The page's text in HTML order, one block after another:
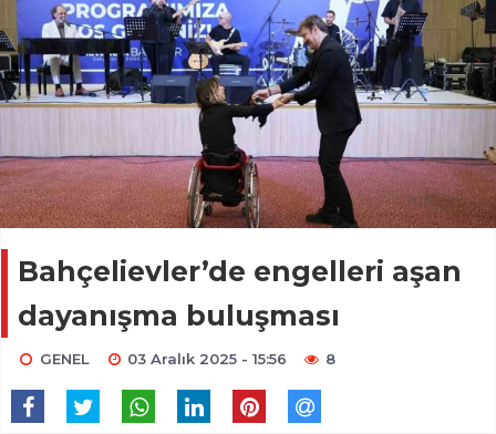
Bahçelievler’de engelleri aşan
dayanışma buluşması
GENEL 03 Aralık 2025 - 15:56 8